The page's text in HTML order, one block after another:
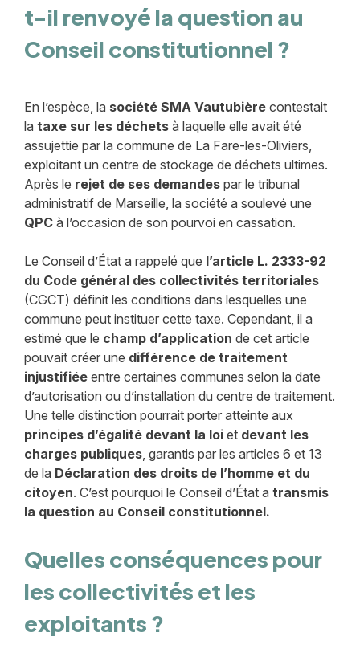
t-il renvoyé la question au
Conseil constitutionnel ?
En l’espèce, la société SMA Vautubièrecontestait
la taxe sur les déchetsà laquelle elle avait été
assujettie par la commune de La Fare-les-Oliviers,
exploitant un centre de stockage de déchets ultimes.
Après le rejet de ses demandespar le tribunal
administratif de Marseille, la société a soulevé une
QPCà l’occasion de son pourvoi en cassation.
Le Conseil d’État a rappelé que l’article L. 2333-92
du Code général des collectivités territoriales
(CGCT) définit les conditions dans lesquelles une
commune peut instituer cette taxe. Cependant, il a
estimé que le champ d’application de cet article
pouvait créer une différence de traitement
injustifiéeentre certaines communes selon la date
d’autorisation ou d’installation du centre de traitement.
Une telle distinction pourrait porter atteinte aux
principes d’égalité devant la loiet devant les
charges publiques, garantis par les articles 6 et 13
de la Déclaration des droits de l’homme et du
citoyen. C’est pourquoi le Conseil d’État a transmis
la question au Conseil constitutionnel.
Quelles conséquences pour
les collectivités et les
exploitants ?